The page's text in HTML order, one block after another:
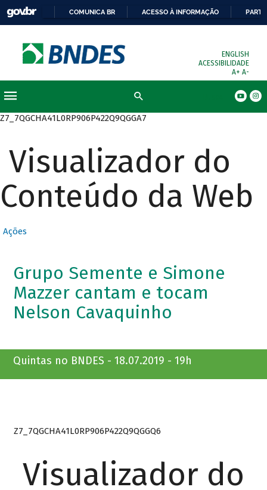
COMUNICA BR ACESSO À INFORMAÇÃO
ENGLISH
ACESSIBILIDADE
A+ A-
Z7_7QGCHA41L0RP906P422Q9QGGA7
Visualizador do
Conteúdo da Web
Ações
Grupo Semente e Simone
Mazzer cantam e tocam
Nelson Cavaquinho
Quintas no BNDES - 18.07.2019 - 19h
Z7_7QGCHA41L0RP906P422Q9QGGQ6
Visualizador do